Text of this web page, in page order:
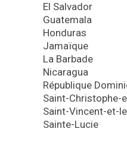
El Salvador
Guatemala
Honduras
Jamaïque
La Barbade
Nicaragua
République
Saint-Christophe-
Saint-Vincent-et-
Sainte-Lucie